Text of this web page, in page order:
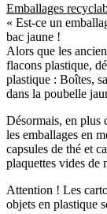
Emballages
« Est-ce un
bac jaune !
Alors que les
flacons plastique,
plastique : Boîtes,
dans la poubelle
Désormais, en plus
les emballages en
capsules de thé et
plaquettes vides de
Attention ! Les
objets en plastique